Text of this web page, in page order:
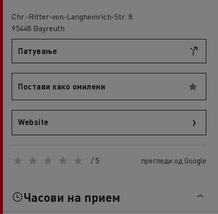
Chr.-Ritter-von-Langheinrich-Str. 8
95448 Bayreuth
Патување
Постави како омилени
Website
/ 5 прегледи од Google
Часови на прием